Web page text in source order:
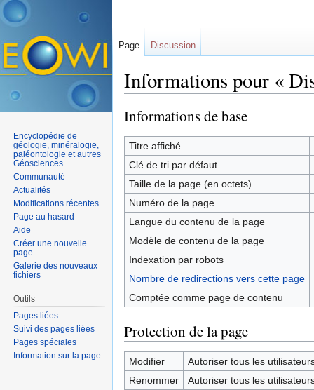
Informations pour «
Informations de base
Titre affiché
Clé de tri par défaut
Taille de la page (en octets)
Numéro de la page
Langue du contenu de la page
Modèle de contenu de la page
Indexation par robots
Nombre de redirections vers cette page
Comptée comme page de contenu
Protection de la page
Modifier
Autoriser tous les
Renommer
Autoriser tous les
Page Discussion
Encyclopédie de
géologie, minéralogie,
paléontologie et autres
Géosciences
Communauté
Actualités
Modifications récentes
Page au hasard
Aide
Créer une nouvelle
page
Galerie des nouveaux
fichiers
Outils
Pages liées
Suivi des pages liées
Pages spéciales
Information sur la page